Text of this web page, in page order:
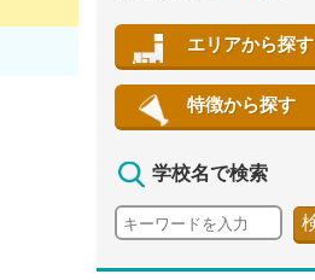
エリアから探す
特徴から探す
学校名で検索